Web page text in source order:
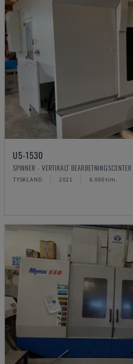
U5-1530
SPINNER - VERTIKALT BEARBETNINGSCENTER
TYSKLAND 2021 6.000 tim.